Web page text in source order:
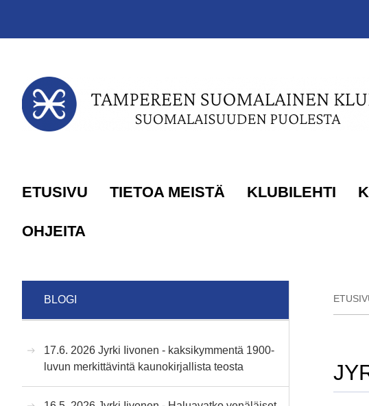
ETUSIVU TIETOA MEISTÄ KLUBILEHTI
OHJEITA
BLOGI
17.6. 2026 Jyrki Iivonen - kaksikymmentä 1900-
luvun merkittävintä kaunokirjallista teosta